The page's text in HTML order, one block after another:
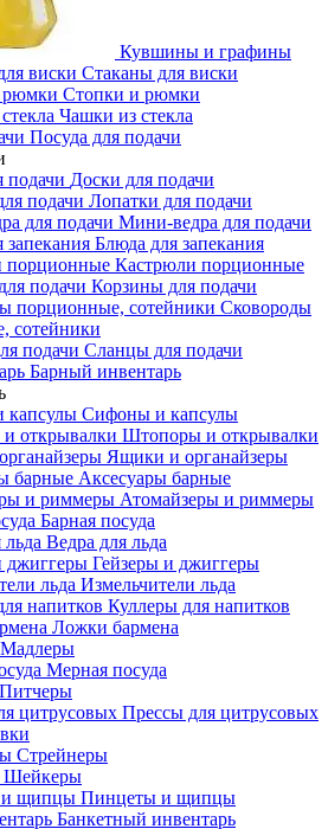
Кувшины и графины
Стаканы для виски
Стопки и рюмки
Чашки из стекла
Посуда для подачи
Доски для подачи
Лопатки для подачи
Мини-ведра для подачи
Блюда для запекания
Кастрюли порционные
Корзины для подачи
Сковороды
сотейники
Сланцы для подачи
Барный инвентарь
Сифоны и капсулы
Штопоры и открывалки
Ящики и органайзеры
Аксесуары барные
Атомайзеры и риммеры
Барная посуда
Ведра для льда
Гейзеры и джиггеры
Измельчители льда
Куллеры для напитков
Ложки бармена
Мадлеры
Мерная посуда
Питчеры
Прессы для цитрусовых
Стрейнеры
Шейкеры
Пинцеты и щипцы
Банкетный инвентарь